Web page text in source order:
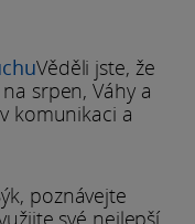
Věděli jste, že
srpen, Váhy a
komunikaci a
poznávejte
své nejlepší